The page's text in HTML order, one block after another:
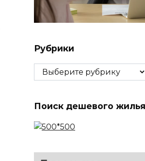
Рубрики
Рубрики
Поиск дешевого жилья